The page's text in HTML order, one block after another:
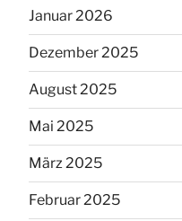
Januar 2026
Dezember 2025
August 2025
Mai 2025
März 2025
Februar 2025